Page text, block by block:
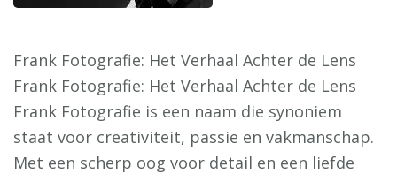
Frank Fotografie: Het Verhaal Achter de Lens
Frank Fotografie: Het Verhaal Achter de Lens
Frank Fotografie is een naam die synoniem
staat voor creativiteit, passie en vakmanschap.
Met een scherp oog voor detail en een liefde